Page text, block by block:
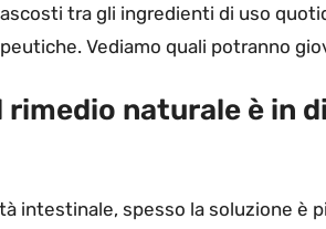
tra gli ingredienti di uso
Vediamo quali potranno
naturale è in
intestinale, spesso la soluzione è